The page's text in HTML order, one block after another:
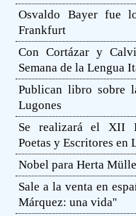
Osvaldo Bayer fue
Frankfurt
Con Cortázar y
Semana de la Lengua
Publican libro sobre
Lugones
Se realizará el XII
Poetas y Escritores en
Nobel para Herta
Sale a la venta en
Márquez: una vida''